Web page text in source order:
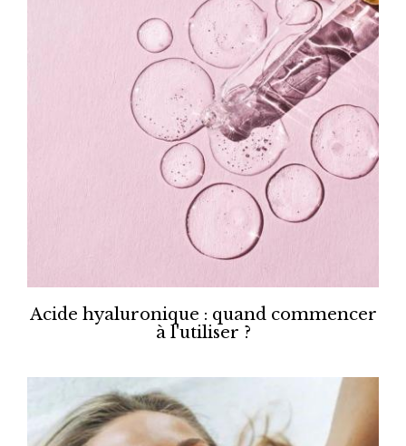
Acide hyaluronique : quand commencer
à l'utiliser ?